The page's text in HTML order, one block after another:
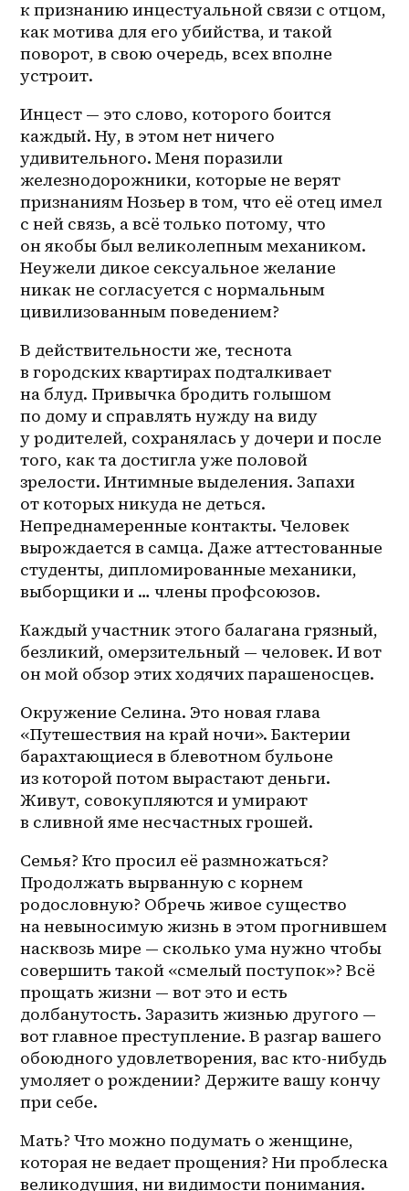
к признанию инцестуальной связи с отцом,
как мотива для его убийства, и такой
поворот, в свою очередь, всех вполне
устроит.
Инцест — это слово, которого боится
каждый. Ну, в этом нет ничего
удивительного. Меня поразили
железнодорожники, которые не верят
признаниям Нозьер в том, что её отец имел
с ней связь, а всё только потому, что
он якобы был великолепным механиком.
Неужели дикое сексуальное желание
никак не согласуется с нормальным
цивилизованным поведением?
В действительности же, теснота
в городских квартирах подталкивает
на блуд. Привычка бродить голышом
по дому и справлять нужду на виду
у родителей, сохранялась у дочери и после
того, как та достигла уже половой
зрелости. Интимные выделения. Запахи
от которых никуда не деться.
Непреднамеренные контакты. Человек
вырождается в самца. Даже аттестованные
студенты, дипломированные механики,
выборщики и … члены профсоюзов.
Каждый участник этого балагана грязный,
безликий, омерзительный — человек. И вот
он мой обзор этих ходячих парашеносцев.
Окружение Селина. Это новая глава
«Путешествия на край ночи». Бактерии
барахтающиеся в блевотном бульоне
из которой потом вырастают деньги.
Живут, совокупляются и умирают
в сливной яме несчастных грошей.
Семья? Кто просил её размножаться?
Продолжать вырванную с корнем
родословную? Обречь живое существо
на невыносимую жизнь в этом прогнившем
насквозь мире — сколько ума нужно чтобы
совершить такой «смелый поступок»? Всё
прощать жизни — вот это и есть
долбанутость. Заразить жизнью другого —
вот главное преступление. В разгар вашего
обоюдного удовлетворения, вас кто-нибудь
умоляет о рождении? Держите вашу кончу
при себе.
Мать? Что можно подумать о женщине,
которая не ведает прощения? Ни проблеска
великодушия, ни видимости понимания.